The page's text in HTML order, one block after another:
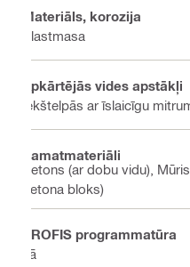
Materiāls, korozija
Plastmasa
Apkārtējās vides apstākļi
Iekštelpās ar īslaicīgu
Pamatmateriāli
Betons (ar dobu vidu),
betona bloks)
PROFIS programmatūra
Jā